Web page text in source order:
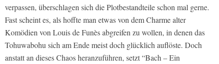
verpassen, überschlagen sich die Plotbestandteile schon mal gerne.
Fast scheint es, als hoffte man etwas von dem Charme alter
Komödien von Louis de Funès abgreifen zu wollen, in denen das
Tohuwabohu sich am Ende meist doch glücklich auflöste. Doch
anstatt an dieses Chaos heranzuführen, setzt “Bach – Ein